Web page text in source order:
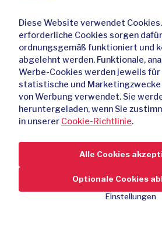
4,50 / 59
25Tage20 :09 :
Bereits 959 mal
Diese Website verwendet
erforderliche Cookies sorgen
ordnungsgemäß funktioniert und
abgelehnt werden. Funktionale,
Werbe-Cookies werden jeweils
statistische und Marketingzwecke
von Werbung verwendet. Sie
heruntergeladen, wenn Sie
in unserer Cookie-Richtlinie.
Alle Cookies
Optionale Cookies
Einstellungen